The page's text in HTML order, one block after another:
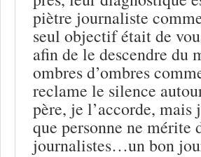
piètre journaliste
seul objectif était de
afin de le descendre du
ombres d’ombres
reclame le silence
père, je l’accorde,
que personne ne mérite
journalistes…un bon